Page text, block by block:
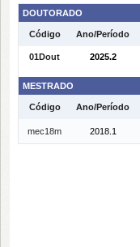
DOUTORADO
Código Ano/Período
01Dout 2025.2
MESTRADO
Código Ano/Período
mec18m 2018.1